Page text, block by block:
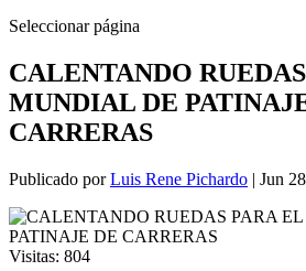
Seleccionar página
CALENTANDO
MUNDIAL DE
CARRERAS
Publicado porLuis Rene Pichardo | Jun
Visitas: 804